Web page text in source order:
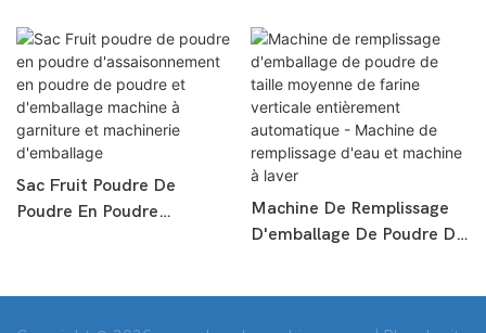
Sac Fruit Poudre De
Poudre En Poudre
Machine De Remplissage
D'emballage De Poudre De